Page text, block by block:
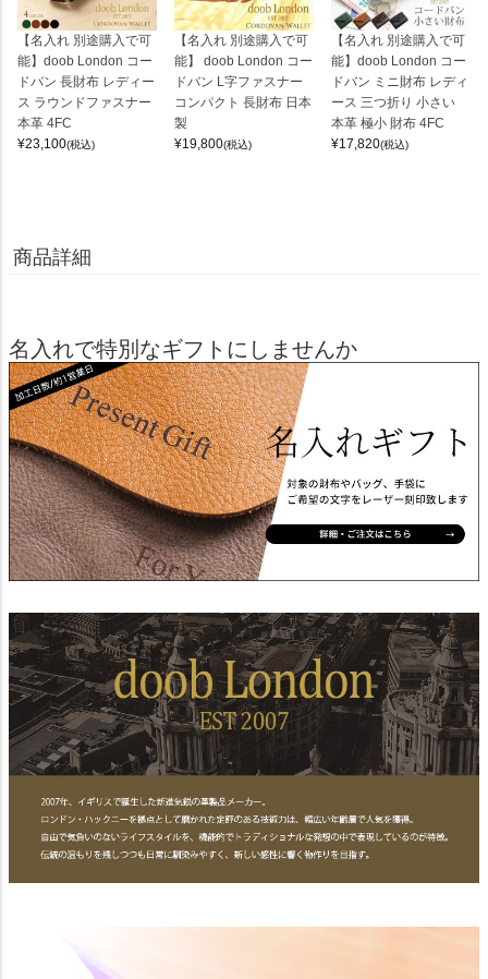
【名入れ 別途購入で可
能】doob London コー
ドバン 長財布 レディー
ス ラウンドファスナー
本革 4FC
¥23,100(税込)
【名入れ 別途購入で可
能】 doob London コー
ドバン L字ファスナー
コンパクト 長財布 日本
製
¥19,800(税込)
【名入れ 別途購入で可
能】doob London コー
ドバン ミニ財布 レディ
ース 三つ折り 小さい
本革 極小 財布 4FC
¥17,820(税込)
商品詳細
名入れで特別なギフトにしませんか